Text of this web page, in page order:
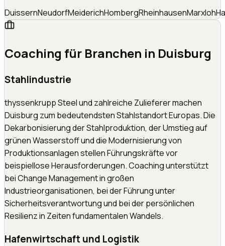
DuissernNeudorfMeiderichHombergRheinhausenMarxloh
Coaching für Branchen in Duisburg
Stahlindustrie
thyssenkrupp Steel und zahlreiche Zulieferer machen
Duisburg zum bedeutendsten Stahlstandort Europas. Die
Dekarbonisierung der Stahlproduktion, der Umstieg auf
grünen Wasserstoff und die Modernisierung von
Produktionsanlagen stellen Führungskräfte vor
beispiellose Herausforderungen. Coaching unterstützt
bei Change Management in großen
Industrieorganisationen, bei der Führung unter
Sicherheitsverantwortung und bei der persönlichen
Resilienz in Zeiten fundamentalen Wandels.
Hafenwirtschaft und Logistik